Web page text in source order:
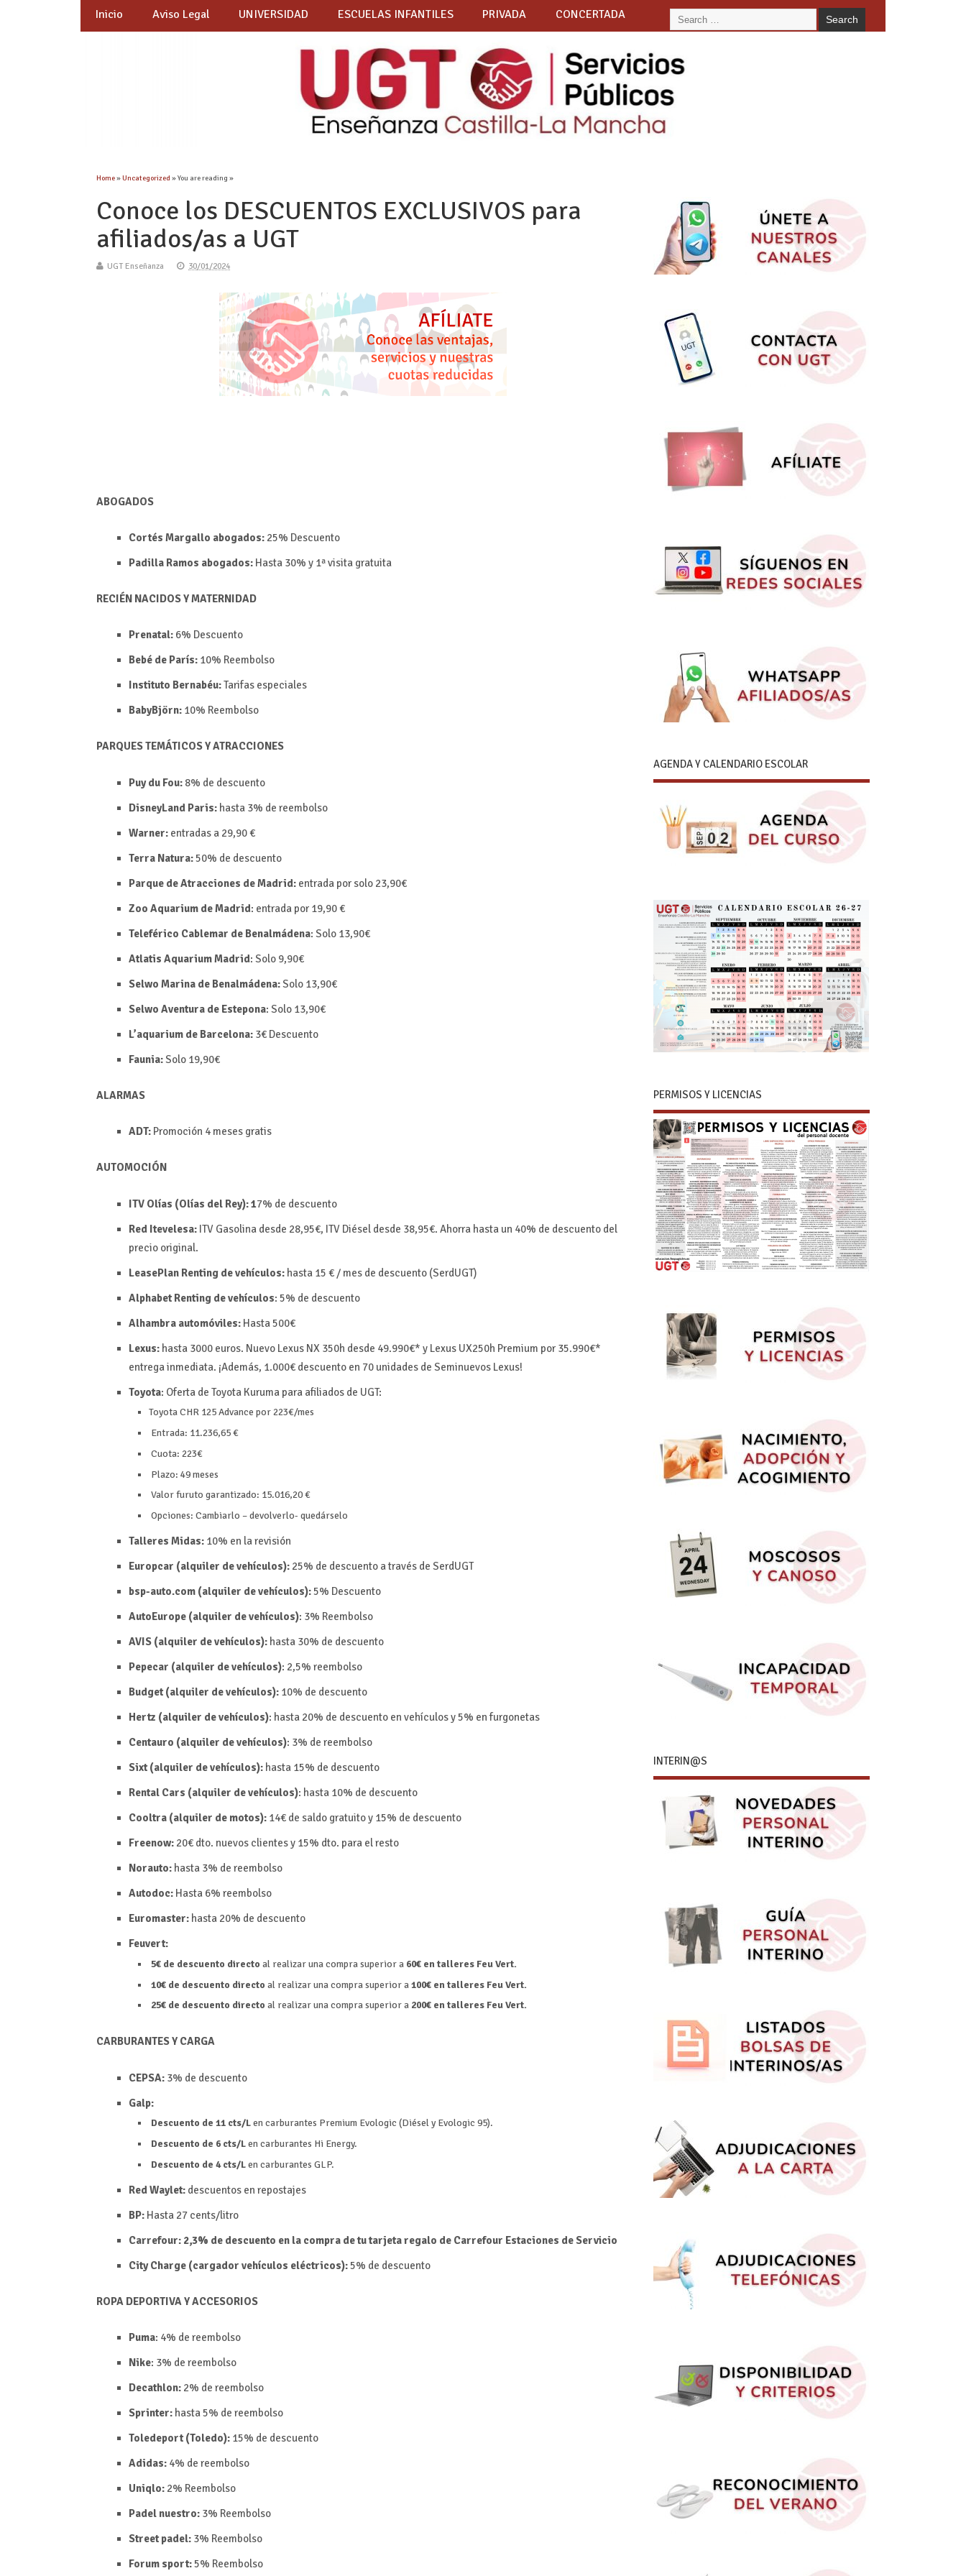
Inicio Aviso Legal UNIVERSIDAD ESCUELAS INFANTILES PRIVADA CONCERTADA
Home»Uncategorized » You are reading »
Conoce los DESCUENTOS EXCLUSIVOS para
afiliados/as a UGT
UGT Enseñanza 30/01/2024
ABOGADOS
Cortés Margallo abogados: 25% Descuento
Padilla Ramos abogados: Hasta 30% y 1ª visita gratuita
RECIÉN NACIDOS Y MATERNIDAD
Prenatal: 6% Descuento
Bebé de París: 10% Reembolso
Instituto Bernabéu:Tarifas especiales
BabyBjörn: 10% Reembolso
PARQUES TEMÁTICOS Y ATRACCIONES
Puy du Fou: 8% de descuento
DisneyLand Paris: hasta 3% de reembolso
Warner: entradas a 29,90 €
Terra Natura:50% de descuento
Parque de Atracciones de Madrid: entrada por solo 23,90€
Zoo Aquarium de Madrid: entrada por 19,90 €
Teleférico Cablemar de Benalmádena:Solo 13,90€
Atlatis Aquarium Madrid:Solo 9,90€
Selwo Marina de Benalmádena:Solo 13,90€
Selwo Aventura de Estepona:Solo 13,90€
L’aquarium de Barcelona: 3€ Descuento
Faunia:Solo 19,90€
ALARMAS
ADT: Promoción 4 meses gratis
AUTOMOCIÓN
ITV Olías (Olías del Rey): 17% de descuento
Red Itevelesa: ITV Gasolina desde 28,95€, ITV Diésel desde 38,95€. Ahorra hasta un 40% de descuento del
precio original.
LeasePlan Renting de vehículos: hasta 15 € / mes de descuento (SerdUGT)
Alphabet Renting de vehículos: 5% de descuento
Alhambra automóviles: Hasta 500€
Lexus: hasta 3000 euros. Nuevo Lexus NX 350h desde 49.990€* y Lexus UX250h Premium por 35.990€*
entrega inmediata. ¡Además, 1.000€ descuento en 70 unidades de Seminuevos Lexus!
Toyota: Oferta de Toyota Kuruma para afiliados de UGT:
Toyota CHR 125 Advance por 223€/mes
Entrada: 11.236,65 €
Cuota: 223€
Plazo: 49 meses
Valor furuto garantizado: 15.016,20 €
Opciones: Cambiarlo – devolverlo- quedárselo
Talleres Midas: 10% en la revisión
Europcar (alquiler de vehículos): 25% de descuento a través de SerdUGT
bsp-auto.com (alquiler de vehículos):5% Descuento
AutoEurope (alquiler de vehículos): 3% Reembolso
AVIS (alquiler de vehículos): hasta 30% de descuento
Pepecar (alquiler de vehículos): 2,5%reembolso
Budget (alquiler de vehículos): 10% de descuento
Hertz (alquiler de vehículos): hasta 20% de descuento en vehículos y 5% en furgonetas
Centauro (alquiler de vehículos): 3% de reembolso
Sixt (alquiler de vehículos): hasta 15% de descuento
Rental Cars (alquiler de vehículos): hasta 10% de descuento
Cooltra (alquiler de motos): 14€ de saldo gratuito y 15% de descuento
Freenow: 20€ dto. nuevos clientes y 15% dto. para el resto
Norauto: hasta 3% de reembolso
Autodoc: Hasta 6% reembolso
Euromaster: hasta 20% de descuento
Feuvert:
5€ de descuento directo al realizar una compra superior a 60€ en talleres Feu Vert.
10€ de descuento directo al realizar una compra superior a100€ en talleres Feu Vert.
25€ de descuento directo al realizar una compra superior a 200€ en talleres Feu Vert.
CARBURANTES Y CARGA
CEPSA: 3% de descuento
Galp:
Descuento de 11 cts/Len carburantes Premium Evologic (Diésel y Evologic 95).
Descuento de 6 cts/Len carburantes Hi Energy.
Descuento de 4 cts/Len carburantes GLP.
Red Waylet: descuentos en repostajes
BP: Hasta 27 cents/litro
Carrefour: 2,3% de descuento en la compra de tu tarjeta regalo de Carrefour Estaciones de Servicio
City Charge (cargador vehículos eléctricos):5% de descuento
ROPA DEPORTIVA Y ACCESORIOS
Puma: 4% de reembolso
Nike: 3% de reembolso
Decathlon: 2% de reembolso
Sprinter: hasta 5% de reembolso
Toledeport (Toledo): 15% de descuento
Adidas: 4% de reembolso
Uniqlo: 2% Reembolso
Padel nuestro: 3% Reembolso
Street padel: 3% Reembolso
Forum sport:5% Reembolso
AGENDA Y CALENDARIO ESCOLAR
PERMISOS Y LICENCIAS
INTERIN@S